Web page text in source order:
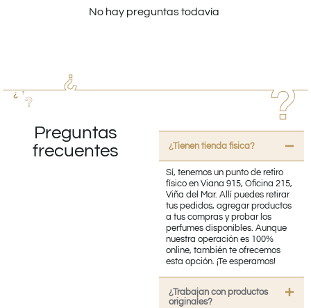
No hay preguntas todavía
Preguntas
frecuentes
¿Tienen tienda fisica?
Sí, tenemos un punto de retiro
físico en Viana 915, Oficina 215,
Viña del Mar. Allí puedes retirar
tus pedidos, agregar productos
a tus compras y probar los
perfumes disponibles. Aunque
nuestra operación es 100%
online, también te ofrecemos
esta opción. ¡Te esperamos!
¿Trabajan con productos
originales?